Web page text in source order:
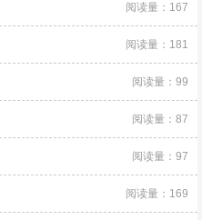
阅读量：167
阅读量：181
阅读量：99
阅读量：87
阅读量：97
阅读量：169